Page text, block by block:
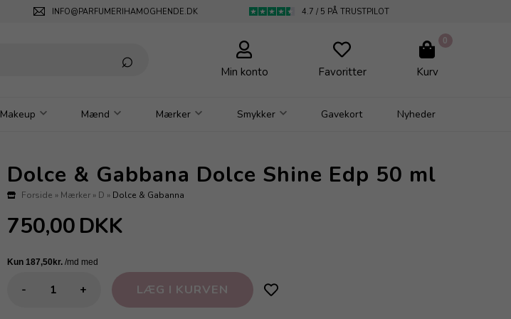
INFO@PARFUMERIHAMOGHENDE.DK 4.7 / 5 PÅ TRUSTPILOT
Min konto Favoritter
0
Kurv
Makeup Mænd Mærker Smykker Gavekort Nyheder
Dolce & Gabbana Dolce Shine Edp 50 ml
Forside » Mærker» D » Dolce & Gabanna
750,00DKK
- +